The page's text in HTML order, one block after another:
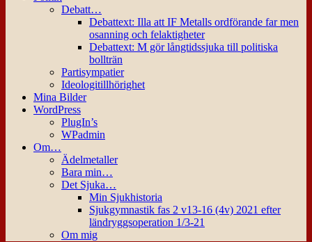
Debatt…
Debattext: Illa att IF Metalls ordförande far men
osanning och felaktigheter
Debattext: M gör långtidssjuka till politiska
bollträn
Partisympatier
Ideologitillhörighet
Mina Bilder
WordPress
PlugIn’s
WPadmin
Om…
Ädelmetaller
Bara min…
Det Sjuka…
Min Sjukhistoria
Sjukgymnastik fas 2 v13-16 (4v) 2021 efter
ländryggsoperation 1/3-21
Om mig